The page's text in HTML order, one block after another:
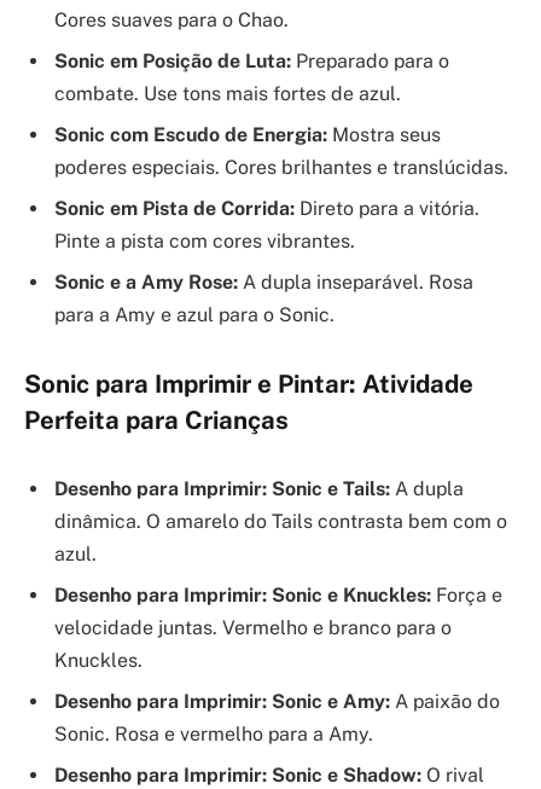
Cores suaves para o Chao.
Sonic em Posição de Luta: Preparado para o
combate. Use tons mais fortes de azul.
Sonic com Escudo de Energia: Mostra seus
poderes especiais. Cores brilhantes e translúcidas.
Sonic em Pista de Corrida: Direto para a vitória.
Pinte a pista com cores vibrantes.
Sonic e a Amy Rose: A dupla inseparável. Rosa
para a Amy e azul para o Sonic.
Sonic para Imprimir e Pintar: Atividade
Perfeita para Crianças
Desenho para Imprimir: Sonic e Tails: A dupla
dinâmica. O amarelo do Tails contrasta bem com o
azul.
Desenho para Imprimir: Sonic e Knuckles: Força e
velocidade juntas. Vermelho e branco para o
Knuckles.
Desenho para Imprimir: Sonic e Amy: A paixão do
Sonic. Rosa e vermelho para a Amy.
Desenho para Imprimir: Sonic e Shadow: O rival